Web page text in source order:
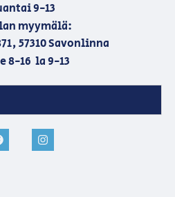
9-13
myymälä:
57310 Savonlinna
8-16 la 9-13